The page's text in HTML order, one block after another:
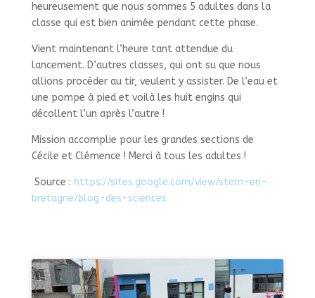
heureusement que nous sommes 5 adultes dans la
classe qui est bien animée pendant cette phase.
Vient maintenant l’heure tant attendue du
lancement. D’autres classes, qui ont su que nous
allions procéder au tir, veulent y assister. De l’eau et
une pompe à pied et voilà les huit engins qui
décollent l’un après l’autre !
Mission accomplie pour les grandes sections de
Cécile et Clémence ! Merci à tous les adultes !
Source : https://sites.google.com/view/stem-en-
bretagne/blog-des-sciences